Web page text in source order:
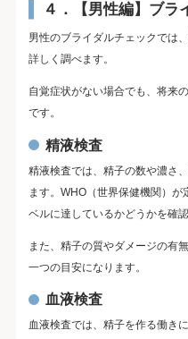
４．【男性編】ブラ
男性のブライダルチェックでは
詳しく調べます。
自覚症状がない場合でも、将来
です。
精液検査
精液検査では、精子の数や濃さ
ます。WHO（世界保健機関）
ベルに達しているかどうかを確認
また、精子の質やダメージの有
一つの目安になります。
血液検査
血液検査では、精子を作る働き